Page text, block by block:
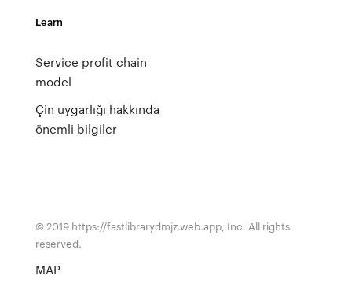
Learn
Service profit chain
model
Çin uygarlığı hakkında
önemli bilgiler
© 2019 https://fastlibrarydmjz.web.app, Inc. All rights
reserved.
MAP